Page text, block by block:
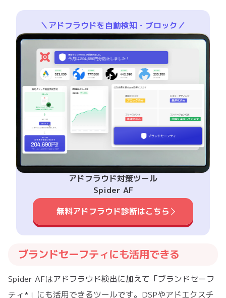
＼アドフラウドを自動検知・ブロック／
アドフラウド対策ツール
Spider AF
無料アドフラウド診断はこちら
ブランドセーフティにも活用できる
Spider AFはアドフラウド検出に加えて「ブランドセーフ
ティ*」にも活用できるツールです。DSPやアドエクスチ